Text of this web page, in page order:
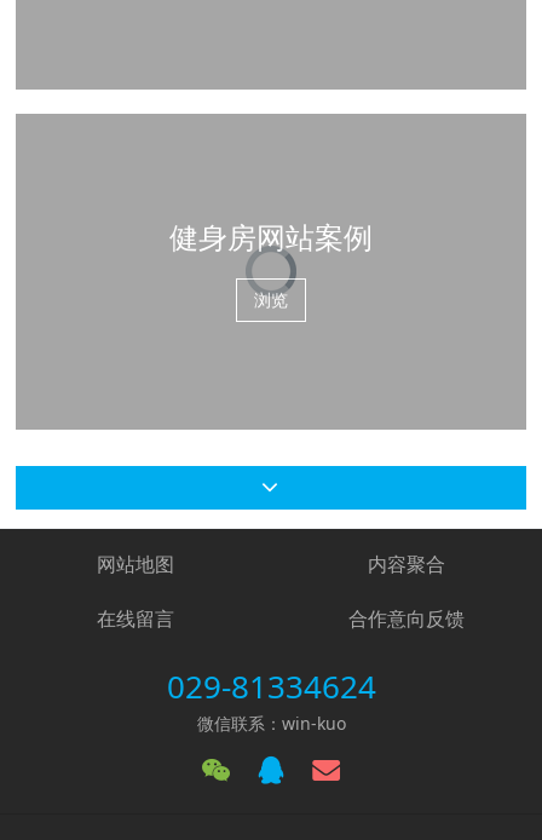
健身房网站案例
浏览
网站地图 内容聚合
在线留言 合作意向反馈
029-81334624
微信联系：win-kuo